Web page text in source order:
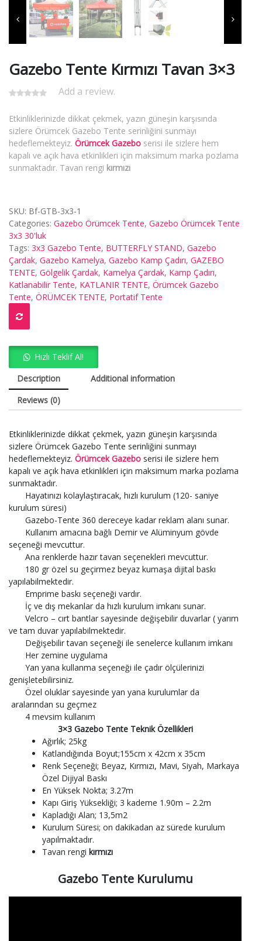
Gazebo Tente Kırmızı Tavan 3×3
Add a review.
Etkinliklerinizde dikkat çekmek, yazın güneşin karşısında
sizlere Örümcek Gazebo Tente serinliğini sunmayı
hedeflemekteyiz. Örümcek Gazebo serisi ile sizlere hem
kapalı ve açık hava etkinlikleri için maksimum marka pozlama
sunmaktadır. Tavan rengi kırmızı
SKU: Bf-GTB-3x3-1
Categories: Gazebo Örümcek Tente, Gazebo Örümcek Tente
3x3 30'luk
Tags: 3x3 Gazebo Tente, BUTTERFLY STAND, Gazebo
Çardak, Gazebo Kamelya, Gazebo Kamp Çadırı, GAZEBO
TENTE, Gölgelik Çardak, Kamelya Çardak, Kamp Çadırı,
Katlanabilir Tente, KATLANIR TENTE, Örümcek Gazebo
Tente, ÖRÜMCEK TENTE, Portatif Tente
Hızlı Teklif Al!
Description
Additional information
Reviews (0)
Etkinliklerinizde dikkat çekmek, yazın güneşin karşısında
sizlere Örümcek Gazebo Tente serinliğini sunmayı
hedeflemekteyiz. Örümcek Gazebo serisi ile sizlere hem
kapalı ve açık hava etkinlikleri için maksimum marka pozlama
sunmaktadır.
Hayatınızı kolaylaştıracak, hızlı kurulum (120- saniye
kurulum süresi)
Gazebo-Tente 360 dereceye kadar reklam alanı sunar.
Kullanım amacına bağlı Demir ve Alüminyum gövde
seçeneği mevcuttur.
Ana renklerde hazır tavan seçenekleri mevcuttur.
180 gr özel su geçirmez beyaz kumaşa dijital baskı
yapılabilmektedir.
Emprime baskı seçeneği vardır.
İç ve dış mekanlar da hızlı kurulum imkanı sunar.
Velcro – cırt bantlar sayesinde değişebilir duvarlar ( yarım
ve tam duvar yapılabilmektedir.
Değişebilir tavan seçeneği ile senelerce kullanım imkanı
Her zemine uygulama
Yan yana kullanma seçeneği ile çadır ölçülerinizi
genişletebilirsiniz.
Özel oluklar sayesinde yan yana kurulumlar da
aralarından su geçmez
4 mevsim kullanım
3×3 Gazebo Tente Teknik Özellikleri
Ağırlık; 25kg
Katlandığında Boyut;155cm x 42cm x 35cm
Renk Seçeneği; Beyaz, Kırmızı, Mavi, Siyah, Markaya
Özel Dijiyal Baskı
En Yüksek Nokta; 3.27m
Kapı Giriş Yüksekliği; 3 kademe 1.90m – 2.2m
Kapladığı Alan; 13,5m2
Kurulum Süresi; on dakikadan az sürede kurulum
yapılmaktadır.
Tavan rengi kırmızı
Gazebo Tente Kurulumu